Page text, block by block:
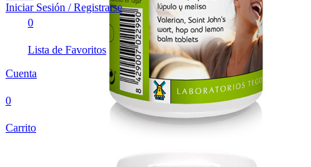
Iniciar Sesión / Registrarse
0
Lista de Favoritos
Cuenta
0
Carrito